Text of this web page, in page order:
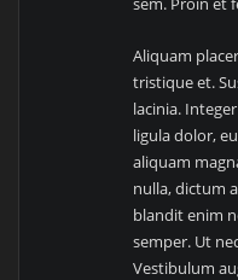
Aliquam
tristique et.
lacinia.
ligula dolor,
aliquam
nulla, dictum
blandit enim
semper. Ut
Vestibulum